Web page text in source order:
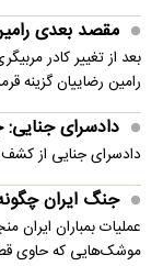
مقصد بعدی
بعد از تغییر کادر
رامین رضاییان گزینه
دادسرای
دادسرای جنایی از
جنگ ایران
عملیات بمباران
موشک‌هایی که حاوی